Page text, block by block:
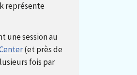
représente
une session au
(et près de
fois par